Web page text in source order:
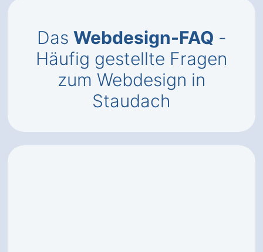
Das Webdesign-FAQ -
Häufig gestellte Fragen
zum Webdesign in
Staudach